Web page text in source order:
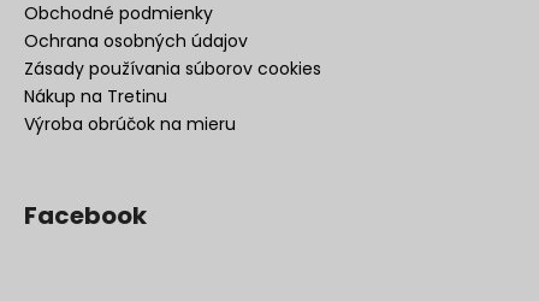
Obchodné podmienky
Ochrana osobných údajov
Zásady používania súborov cookies
Nákup na Tretinu
Výroba obrúčok na mieru
Facebook